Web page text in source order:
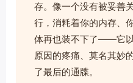
存。像一个没有被妥善
行，消耗着你的内存、
体再也装不下了——它
原因的疼痛、莫名其妙
了最后的通牒。